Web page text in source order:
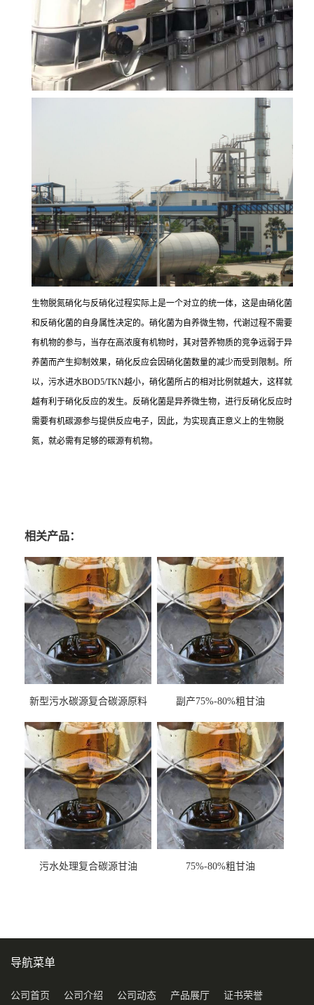
生物脱氮硝化与反硝化过程实际上是一个对立的统一体，这是由硝化菌
和反硝化菌的自身属性决定的。硝化菌为自养微生物，代谢过程不需要
有机物的参与，当存在高浓度有机物时，其对营养物质的竞争远弱于异
养菌而产生抑制效果，硝化反应会因硝化菌数量的减少而受到限制。所
以，污水进水BOD5/TKN越小，硝化菌所占的相对比例就越大，这样就
越有利于硝化反应的发生。反硝化菌是异养微生物，进行反硝化反应时
需要有机碳源参与提供反应电子，因此，为实现真正意义上的生物脱
氮，就必需有足够的碳源有机物。
相关产品：
新型污水碳源复合碳源原料
副产75%-80%粗甘油
污水处理复合碳源甘油
75%-80%粗甘油
导航菜单
公司首页 公司介绍 公司动态 产品展厅 证书荣誉